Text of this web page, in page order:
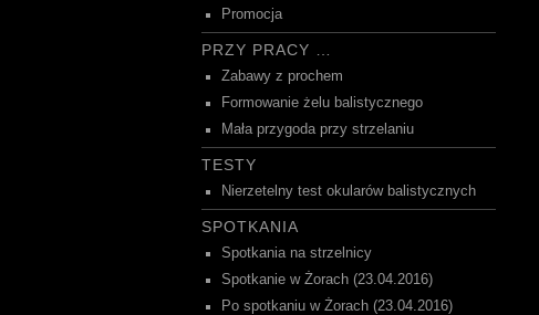
Promocja
PRZY PRACY …
Zabawy z prochem
Formowanie żelu balistycznego
Mała przygoda przy strzelaniu
TESTY
Nierzetelny test okularów balistycznych
SPOTKANIA
Spotkania na strzelnicy
Spotkanie w Żorach (23.04.2016)
Po spotkaniu w Żorach (23.04.2016)